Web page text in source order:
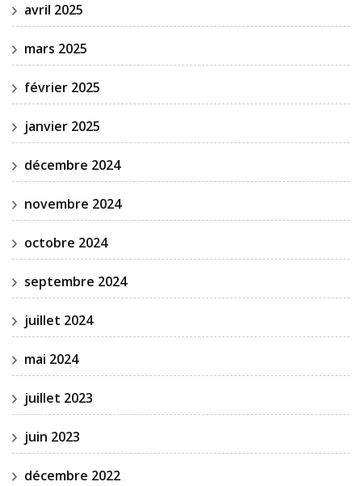
avril 2025
mars 2025
février 2025
janvier 2025
décembre 2024
novembre 2024
octobre 2024
septembre 2024
juillet 2024
mai 2024
juillet 2023
juin 2023
décembre 2022